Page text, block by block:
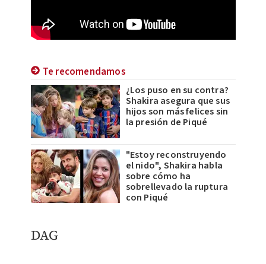
Te recomendamos
¿Los puso en su contra?
Shakira asegura que sus
hijos son más felices sin
la presión de Piqué
"Estoy reconstruyendo
el nido", Shakira habla
sobre cómo ha
sobrellevado la ruptura
con Piqué
DAG